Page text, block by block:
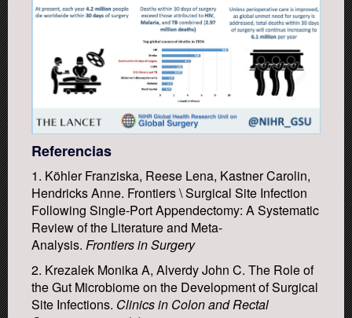
Referencias
1. Köhler Franziska, Reese Lena, Kastner Carolin,
Hendricks Anne. Frontiers \ Surgical Site Infection
Following Single-Port Appendectomy: A Systematic
Review of the Literature and Meta-
Analysis. Frontiers in Surgery
2. Krezalek Monika A, Alverdy John C. The Role of
the Gut Microbiome on the Development of Surgical
Site Infections. Clinics in Colon and Rectal